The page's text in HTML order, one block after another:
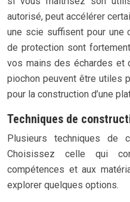
autorisé, peut accélérer
une scie suffisent pour une
de protection sont
vos mains des échardes et
piochon peuvent être utiles
pour la construction d’une
Techniques de
Plusieurs techniques de
Choisissez celle qui
compétences et aux
explorer quelques options.